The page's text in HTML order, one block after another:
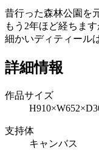
昔行った森林公園を
もう2年ほど経ちま
細かいディティール
詳細情報
作品サイズ
支持体
キャンバス